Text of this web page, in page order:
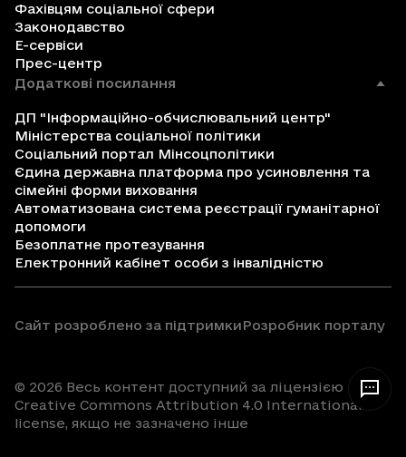
Фахівцям соціальної сфери
Законодавство
Е-сервіси
Прес-центр
Додаткові посилання
ДП "Інформаційно-обчислювальний центр"
Міністерства соціальної політики
Соціальний портал Мінсоцполітики
Єдина державна платформа про усиновлення та
сімейні форми виховання
Автоматизована система реєстрації гуманітарної
допомоги
Безоплатне протезування
Електронний кабінет особи з інвалідністю
Сайт розроблено за підтримкиРозробник порталу
© 2026 Весь контент доступний за ліцензією
Creative Commons Attribution 4.0 International
license, якщо не зазначено інше